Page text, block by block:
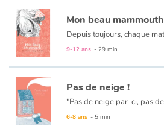
Mon beau mammouth
9-12 ans - 29 min
Pas de neige !
6-8 ans - 5 min